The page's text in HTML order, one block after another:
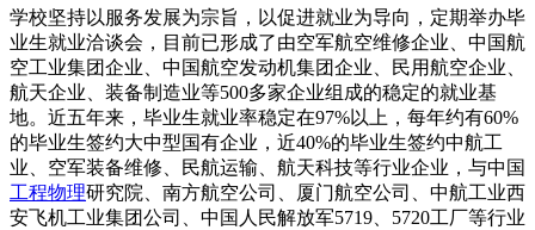
学校坚持以服务发展为宗旨，以促进就业为导向，定期举办毕
业生就业洽谈会，目前已形成了由空军航空维修企业、中国航
空工业集团企业、中国航空发动机集团企业、民用航空企业、
航天企业、装备制造业等500多家企业组成的稳定的就业基
地。近五年来，毕业生就业率稳定在97%以上，每年约有60%
的毕业生签约大中型国有企业，近40%的毕业生签约中航工
业、空军装备维修、民航运输、航天科技等行业企业，与中国
工程物理研究院、南方航空公司、厦门航空公司、中航工业西
安飞机工业集团公司、中国人民解放军5719、5720工厂等行业